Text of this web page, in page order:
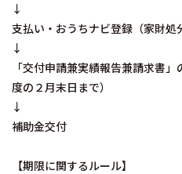
↓
支払い・おうちナビ登録（家財処
↓
「交付申請兼実績報告兼請求書
度の２月末日まで）
↓
補助金交付
【期限に関するルール】